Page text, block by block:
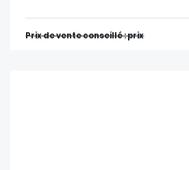
Prix ​​de vente conseillé : prix